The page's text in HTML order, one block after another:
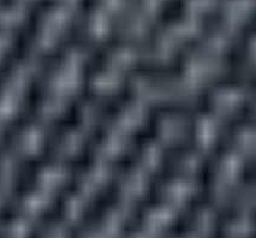
Scopri
Plane